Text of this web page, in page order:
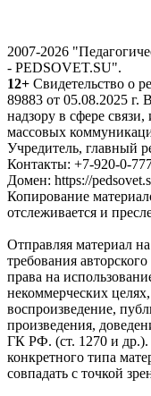
2007-2026
- PEDSOVET.SU".
12+ Свидетельство
89883 от 05.08.2025
надзору в сфере
массовых
Учредитель, главный
Контакты: +7-920-0-
Домен: https://
Копирование
отслеживается и
Отправляя материал на
требования
права на
некоммерческих
воспроизведение,
произведения,
ГК РФ. (ст. 1270 и
конкретного типа
совпадать с точкой